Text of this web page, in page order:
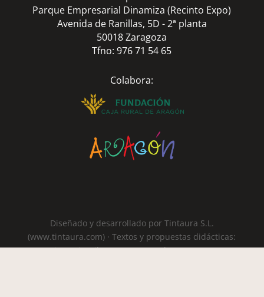
Parque Empresarial Dinamiza (Recinto Expo)
Avenida de Ranillas, 5D - 2ª planta
50018 Zaragoza
Tfno: 976 71 54 65
Colabora:
Diseñado y desarrollado por Tintaura S.L.
(www.tintaura.com) · Textos y propuestas didácticas:
Fico Ruiz, Pilar Navarro y Carlos Serrano ·